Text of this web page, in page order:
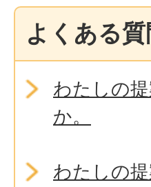
よくある質
わたしの
か。
わたしの